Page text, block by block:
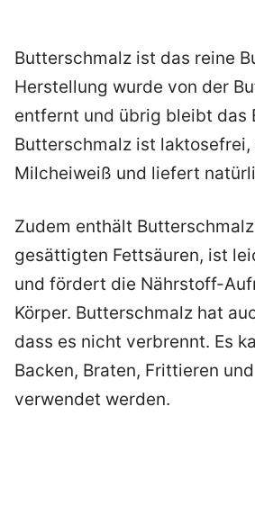
Butterschmalz ist das reine
Herstellung wurde von der
entfernt und übrig bleibt das
Butterschmalz ist
Milcheiweiß und liefert
Zudem enthält
gesättigten Fettsäuren, ist
und fördert die Nährstoff-
Körper. Butterschmalz hat
dass es nicht verbrennt. Es
Backen, Braten, Frittieren
verwendet werden.